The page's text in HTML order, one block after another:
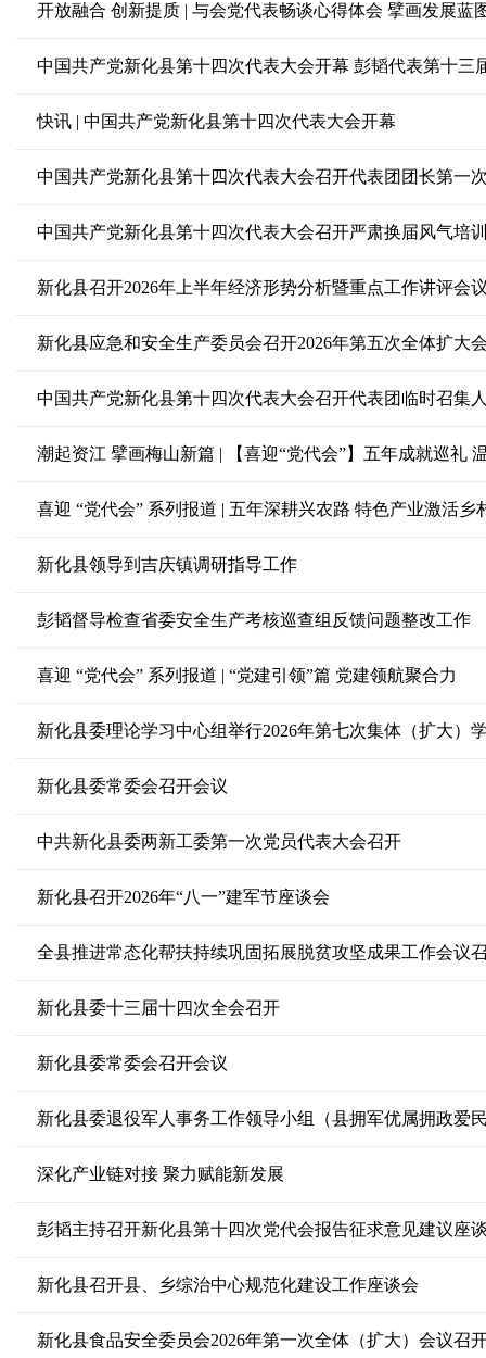
开放融合 创新提质 | 与会党代表畅谈心得体会 擘画发展蓝
中国共产党新化县第十四次代表大会开幕 彭韬代表第十三
快讯 | 中国共产党新化县第十四次代表大会开幕
中国共产党新化县第十四次代表大会召开代表团团长第一
中国共产党新化县第十四次代表大会召开严肃换届风气培
新化县召开2026年上半年经济形势分析暨重点工作讲评会
新化县应急和安全生产委员会召开2026年第五次全体扩大
中国共产党新化县第十四次代表大会召开代表团临时召集
喜迎 “党代会” 系列报道 | 五年深耕兴农路 特色产业激活乡
新化县领导到吉庆镇调研指导工作
彭韬督导检查省委安全生产考核巡查组反馈问题整改工作
喜迎 “党代会” 系列报道 | “党建引领”篇 党建领航聚合力
新化县委理论学习中心组举行2026年第七次集体（扩大）
新化县委常委会召开会议
中共新化县委两新工委第一次党员代表大会召开
新化县召开2026年“八一”建军节座谈会
全县推进常态化帮扶持续巩固拓展脱贫攻坚成果工作会议
新化县委十三届十四次全会召开
新化县委常委会召开会议
深化产业链对接 聚力赋能新发展
彭韬主持召开新化县第十四次党代会报告征求意见建议座
新化县召开县、乡综治中心规范化建设工作座谈会
新化县食品安全委员会2026年第一次全体（扩大）会议召